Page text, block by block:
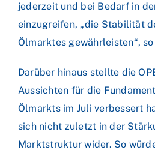
jederzeit und bei Bedarf in
einzugreifen, „die Stabilität
Ölmarktes gewährleisten“,
Darüber hinaus stellte die
Aussichten für die
Ölmarkts im Juli verbessert
sich nicht zuletzt in der
Marktstruktur wider. So